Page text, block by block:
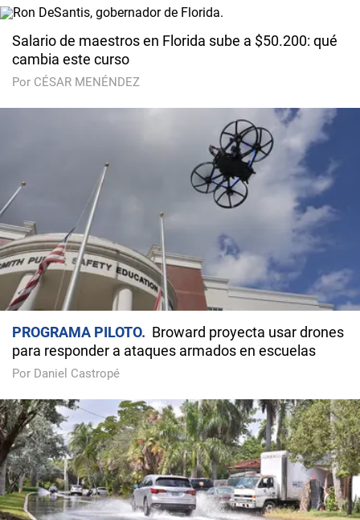
Salario de maestros en Florida sube a $50.200: qué
cambia este curso
Por CÉSAR MENÉNDEZ
PROGRAMA PILOTO
Broward proyecta usar drones
para responder a ataques armados en escuelas
Por Daniel Castropé